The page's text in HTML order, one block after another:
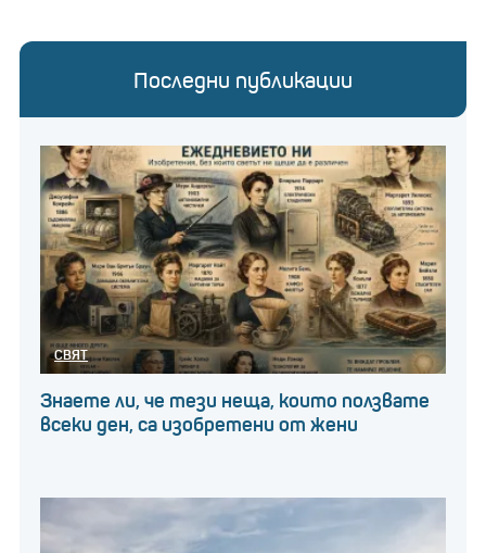
Последни публикации
СВЯТ
Знаете ли, че тези неща, които ползвате
всеки ден, са изобретени от жени